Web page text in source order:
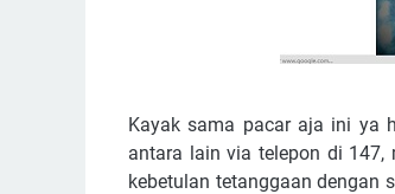
Kayak sama pacar aja ini ya
antara lain via telepon di 147,
kebetulan tetanggaan dengan